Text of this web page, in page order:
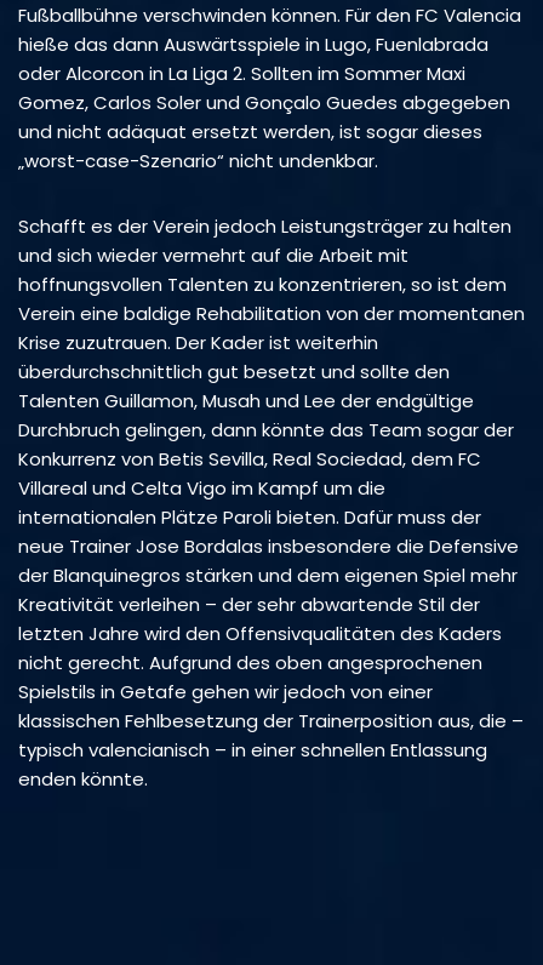
Fußballbühne verschwinden können. Für den FC Valencia
hieße das dann Auswärtsspiele in Lugo, Fuenlabrada
oder Alcorcon in La Liga 2. Sollten im Sommer Maxi
Gomez, Carlos Soler und Gonçalo Guedes abgegeben
und nicht adäquat ersetzt werden, ist sogar dieses
„worst-case-Szenario“ nicht undenkbar.
Schafft es der Verein jedoch Leistungsträger zu halten
und sich wieder vermehrt auf die Arbeit mit
hoffnungsvollen Talenten zu konzentrieren, so ist dem
Verein eine baldige Rehabilitation von der momentanen
Krise zuzutrauen. Der Kader ist weiterhin
überdurchschnittlich gut besetzt und sollte den
Talenten Guillamon, Musah und Lee der endgültige
Durchbruch gelingen, dann könnte das Team sogar der
Konkurrenz von Betis Sevilla, Real Sociedad, dem FC
Villareal und Celta Vigo im Kampf um die
internationalen Plätze Paroli bieten. Dafür muss der
neue Trainer Jose Bordalas insbesondere die Defensive
der Blanquinegros stärken und dem eigenen Spiel mehr
Kreativität verleihen – der sehr abwartende Stil der
letzten Jahre wird den Offensivqualitäten des Kaders
nicht gerecht. Aufgrund des oben angesprochenen
Spielstils in Getafe gehen wir jedoch von einer
klassischen Fehlbesetzung der Trainerposition aus, die –
typisch valencianisch – in einer schnellen Entlassung
enden könnte.